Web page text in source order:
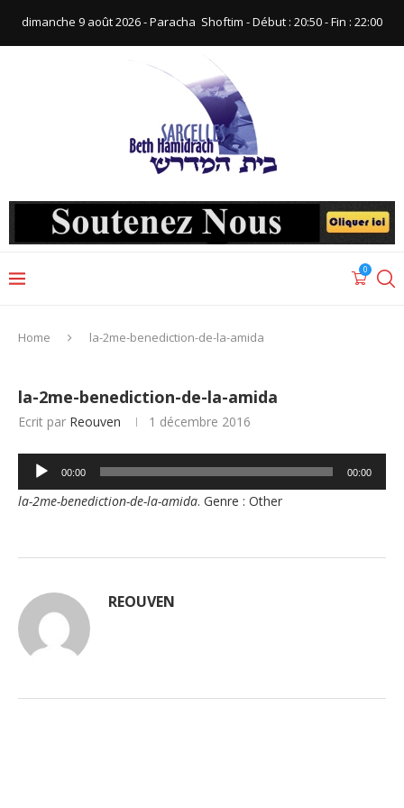
dimanche 9 août 2026 - Paracha ‪ Shoftim‬ - Début : 20:50‬ - Fin : ‪22:00‬
0
Home la-2me-benediction-de-la-amida
la-2me-benediction-de-la-amida
Ecrit par Reouven 1 décembre 2016
Lecteur
audio
00:00 00:00
la-2me-benediction-de-la-amida. Genre : Other
REOUVEN